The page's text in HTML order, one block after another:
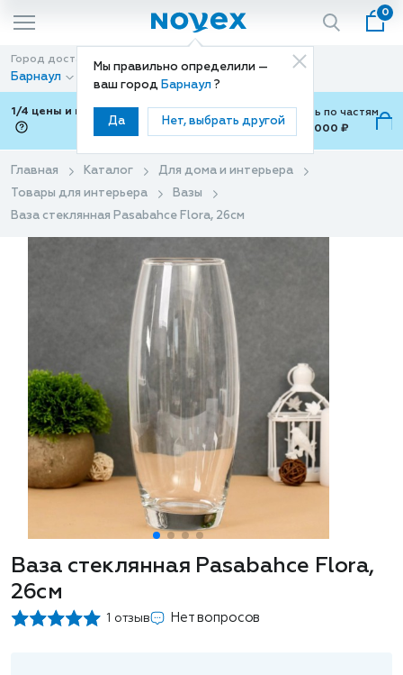
Мы правильно определили —
ваш город Барнаул ?
Да Нет, выбрать другой
0
Город доставки
Барнаул
Способ доставки
Доставка
1/4 цены и покупки ваши с Подели
Можно оплатить по частям
от 700 ₽ до 15,000 ₽
Главная Каталог
Для дома и интерьера
Товары для интерьера
Вазы
Ваза стеклянная Pasabahce Flora, 26см
Ваза стеклянная Pasabahce Flora,
26см
1 отзыв Нет вопросов